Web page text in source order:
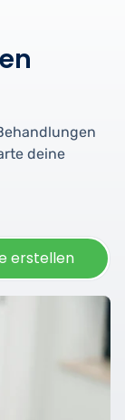
deine
erstellen